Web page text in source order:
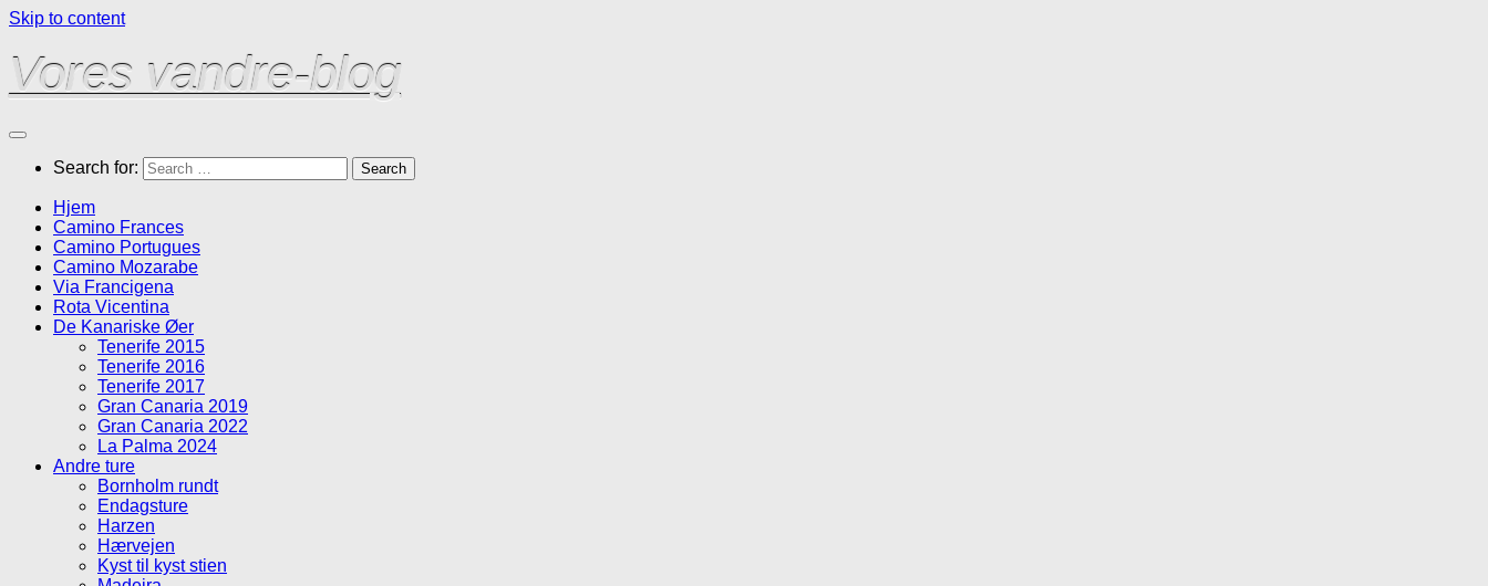
Skip to content
Vores vandre-blog
Search for:
Hjem
Camino Frances
Camino Portugues
Camino Mozarabe
Via Francigena
Rota Vicentina
De Kanariske Øer
Tenerife 2015
Tenerife 2016
Tenerife 2017
Gran Canaria 2019
Gran Canaria 2022
La Palma 2024
Andre ture
Bornholm rundt
Endagsture
Harzen
Hærvejen
Kyst til kyst stien